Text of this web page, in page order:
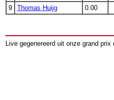
9
Thomas Huijg 0.00
Live gegenereerd uit onze grand prix